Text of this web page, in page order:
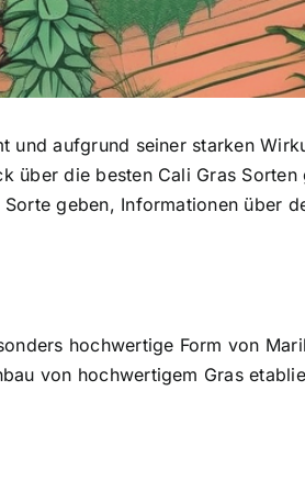
und aufgrund seiner starken
die besten Cali Gras
geben, Informationen über
hochwertige Form von
von hochwertigem Gras